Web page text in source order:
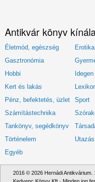
Antikvár könyv
Életmód, egészség Erotika
Gasztronómia
Hobbi
Kert és lakás
Pénz, befektetés, üzlet
Sport
Számítástechnika
Tankönyv, segédkönyv
Történelem
Utazás
Egyéb
2016 © 2026 Hernádi Antikvárium.
Kedvenc Könyv Kft · Minden jog